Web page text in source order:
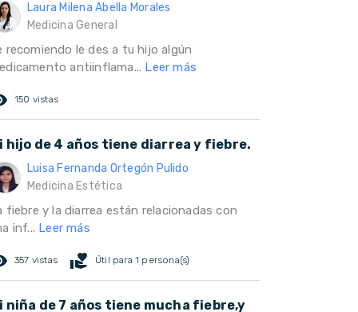
Laura Milena Abella Morales
Medicina General
recomiendo le des a tu hijo algún
antiinflama... Leer más
150 vistas
hijo de 4 años tiene diarrea y fiebre.
Luisa Fernanda Ortegón Pulido
Medicina Estética
fiebre y la diarrea están relacionadas con
inf... Leer más
357 vistas volunteer_activism Útil para 1 persona(s)
niña de 7 años tiene mucha fiebre,y